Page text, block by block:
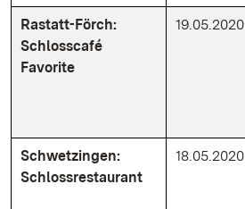
Rastatt-Förch:
Schlosscafé
Favorite
19.05.2020
Schwetzingen:
Schlossrestaurant
18.05.2020